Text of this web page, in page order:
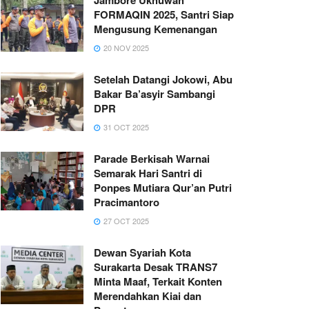
FORMAQIN 2025, Santri Siap
Mengusung Kemenangan
20 NOV 2025
Setelah Datangi Jokowi, Abu
Bakar Ba’asyir Sambangi
DPR
31 OCT 2025
Parade Berkisah Warnai
Semarak Hari Santri di
Ponpes Mutiara Qur’an Putri
Pracimantoro
27 OCT 2025
Dewan Syariah Kota
Surakarta Desak TRANS7
Minta Maaf, Terkait Konten
Merendahkan Kiai dan